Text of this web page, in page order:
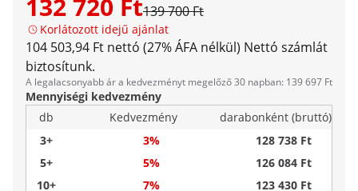
132 720 Ft139 700 Ft
Korlátozott idejű ajánlat
104 503,94 Ft nettó (27% ÁFA nélkül) Nettó számlát
biztosítunk.
A legalacsonyabb ár a kedvezményt megelőző 30 napban: 139 697 Ft
Mennyiségi kedvezmény
db
Kedvezmény
darabonként (bruttó)
3+
3%
128 738 Ft
5+
5%
126 084 Ft
10+
7% 123 430 Ft